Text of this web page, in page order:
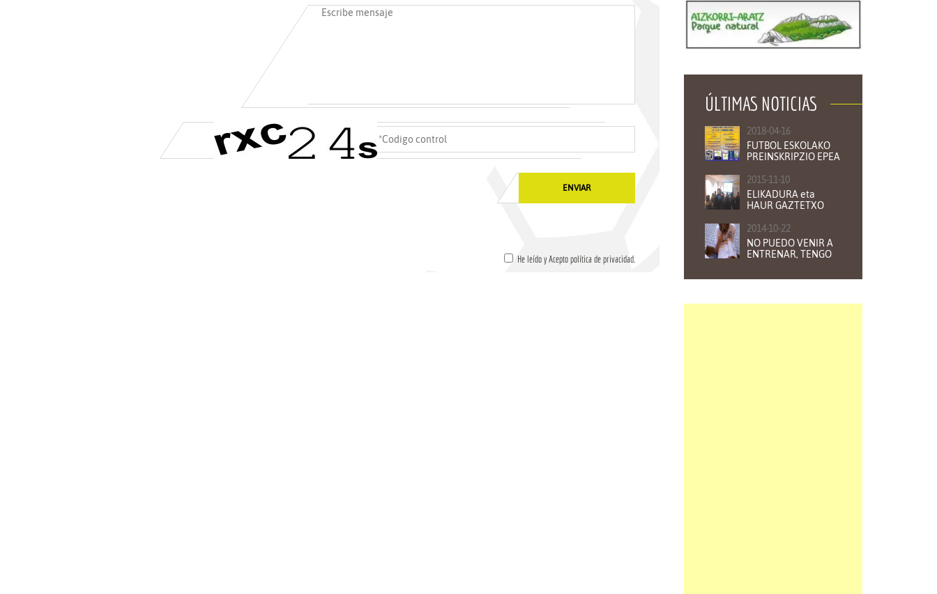
He leído y Acepto política de privacidad.
ÚLTIMAS NOTICIAS
2018-04-16
FUTBOL ESKOLAKO
PREINSKRIPZIO EPEA
2015-11-10
ELIKADURA eta
HAUR GAZTETXO
2014-10-22
NO PUEDO VENIR A
ENTRENAR, TENGO